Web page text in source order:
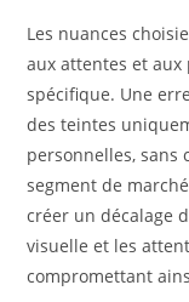
Les nuances
aux attentes et
spécifique. Une
des teintes
personnelles, sans
segment de
créer un décalage
visuelle et les
compromettant